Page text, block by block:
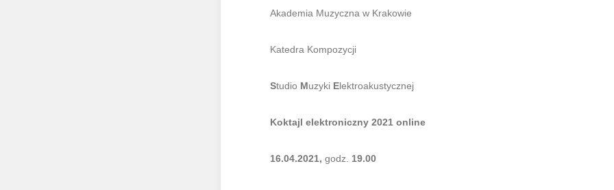
Akademia Muzyczna w Krakowie
Katedra Kompozycji
Studio Muzyki Elektroakustycznej
Koktajl elektroniczny 2021 online
16.04.2021, godz. 19.00